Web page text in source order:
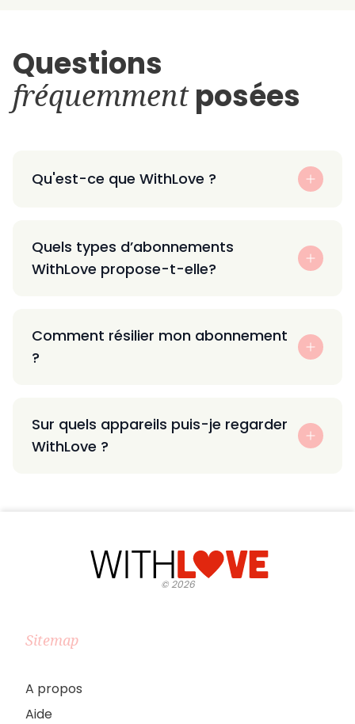
Questions
fréquemmentposées
Qu'est-ce que WithLove ?
Quels types d’abonnements
WithLove propose-t-elle?
Comment résilier mon abonnement
?
Sur quels appareils puis-je regarder
WithLove ?
©2026
Sitemap
A propos
Aide